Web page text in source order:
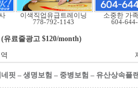
이색직업유급트레이닝
778-792-1143
소중한 가
604-
유료줄광고 $120/month)
핏 – 생명보험 – 중병보험 – 유산상속플